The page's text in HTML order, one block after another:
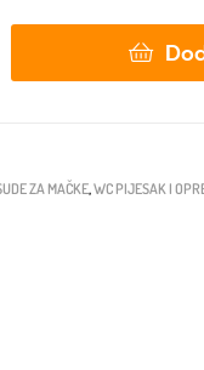
ZA MAČKE,WC PIJESAK I